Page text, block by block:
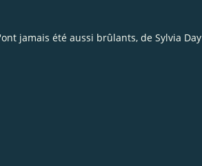
jamais été aussi brûlants, de Sylvia Day